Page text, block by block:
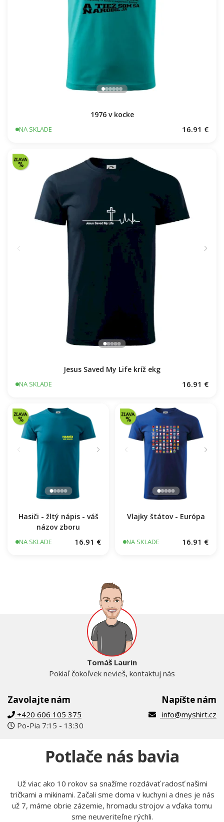
1976 v kocke
NA SKLADE 16.91 €
Jesus Saved My Life kríž ekg
NA SKLADE 16.91 €
Hasiči - žltý nápis - váš
názov zboru
NA SKLADE 16.91 €
Vlajky štátov - Európa
NA SKLADE 16.91 €
Zavolajte nám
+420 606 105 375
Po-Pia 7:15 - 13:30
Tomáš Laurin
Pokiaľ čokoľvek nevieš, kontaktuj nás
Napíšte nám
info@myshirt.cz
Potlače nás bavia
Už viac ako 10 rokov sa snažíme rozdávať radosť našimi
tričkami a mikinami. Začali sme doma v kuchyni a dnes je nás
už 7, máme obrie zázemie, hromadu strojov a vďaka tomu
sme neuveriteľne rýchli.